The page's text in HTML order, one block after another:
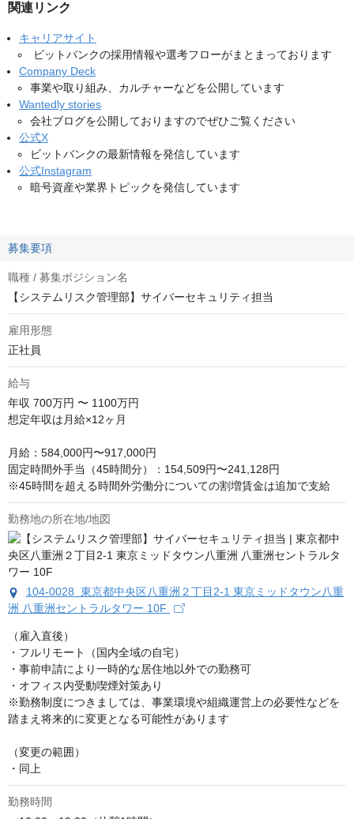
関連リンク
キャリアサイト
ビットバンクの採用情報や選考フローがまとまっております
Company Deck
事業や取り組み、カルチャーなどを公開しています
Wantedly stories
会社ブログを公開しておりますのでぜひご覧ください
公式X
ビットバンクの最新情報を発信しています
公式Instagram
暗号資産や業界トピックを発信しています
募集要項
職種 / 募集ポジション名
【システムリスク管理部】サイバーセキュリティ担当
雇用形態
正社員
給与
年収 700万円 〜 1100万円
想定年収は月給×12ヶ月
月給：584,000円〜917,000円
固定時間外手当（45時間分）：154,509円〜241,128円
※45時間を超える時間外労働分についての割増賃金は追加で支給
勤務地の所在地/地図
104-0028 東京都中央区八重洲２丁目2-1 東京ミッドタウン八重
洲 八重洲セントラルタワー 10F
（雇入直後）
・フルリモート（国内全域の自宅）
・事前申請により一時的な居住地以外での勤務可
・オフィス内受動喫煙対策あり
※勤務制度につきましては、事業環境や組織運営上の必要性などを
踏まえ将来的に変更となる可能性があります
（変更の範囲）
・同上
勤務時間